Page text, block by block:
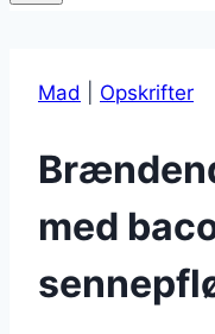
Mad Opskrifter
med